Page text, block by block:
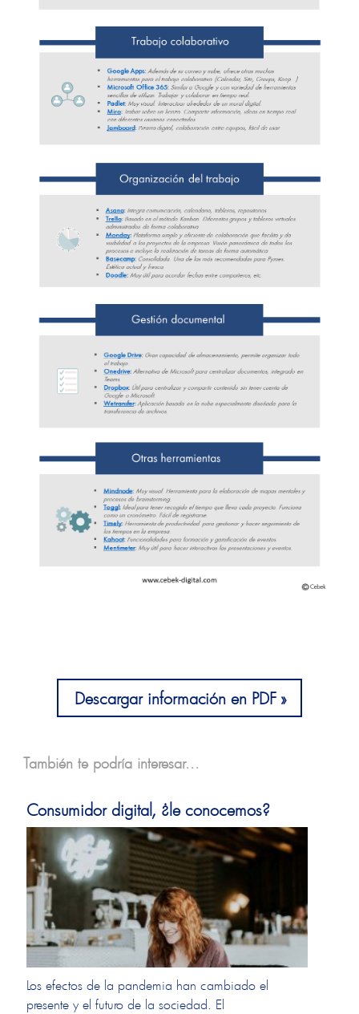
Descargar información en PDF
También te podría interesar...
Consumidor digital, ¿le conocemos?
Los efectos de la pandemia han cambiado el
presente y el futuro de la sociedad. El